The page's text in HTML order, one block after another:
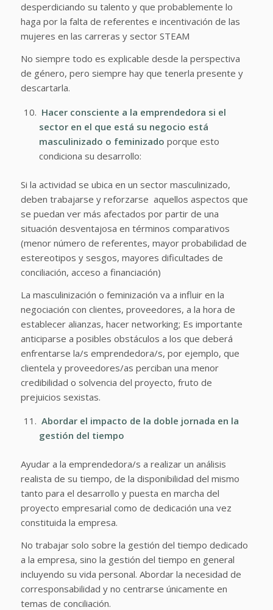
desperdiciando su talento y que probablemente lo
haga por la falta de referentes e incentivación de las
mujeres en las carreras y sector STEAM
No siempre todo es explicable desde la perspectiva
de género, pero siempre hay que tenerla presente y
descartarla.
Hacer consciente a la emprendedora si el
sector en el que está su negocio está
masculinizado o feminizado porque esto
condiciona su desarrollo:
Si la actividad se ubica en un sector masculinizado,
deben trabajarse y reforzarse aquellos aspectos que
se puedan ver más afectados por partir de una
situación desventajosa en términos comparativos
(menor número de referentes, mayor probabilidad de
estereotipos y sesgos, mayores dificultades de
conciliación, acceso a financiación)
La masculinización o feminización va a influir en la
negociación con clientes, proveedores, a la hora de
establecer alianzas, hacer networking; Es importante
anticiparse a posibles obstáculos a los que deberá
enfrentarse la/s emprendedora/s, por ejemplo, que
clientela y proveedores/as perciban una menor
credibilidad o solvencia del proyecto, fruto de
prejuicios sexistas.
Abordar el impacto de la doble jornada en la
gestión del tiempo
Ayudar a la emprendedora/s a realizar un análisis
realista de su tiempo, de la disponibilidad del mismo
tanto para el desarrollo y puesta en marcha del
proyecto empresarial como de dedicación una vez
constituida la empresa.
No trabajar solo sobre la gestión del tiempo dedicado
a la empresa, sino la gestión del tiempo en general
incluyendo su vida personal. Abordar la necesidad de
corresponsabilidad y no centrarse únicamente en
temas de conciliación.